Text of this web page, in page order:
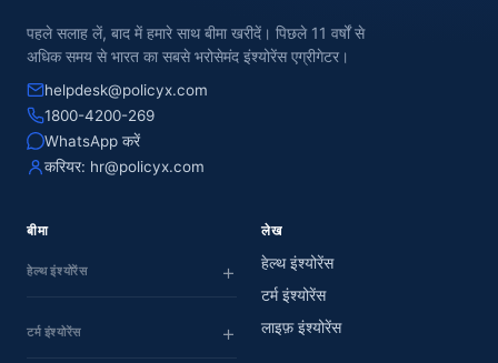
पहले सलाह लें, बाद में हमारे साथ बीमा खरीदें। पिछले 11 वर्षों से
अधिक समय से भारत का सबसे भरोसेमंद इंश्योरेंस एग्रीगेटर।
helpdesk@policyx.com
1800-4200-269
WhatsApp करें
करियर: hr@policyx.com
बीमा
हेल्थ इंश्योरेंस
टर्म इंश्योरेंस
लेख
हेल्थ इंश्योरेंस
टर्म इंश्योरेंस
लाइफ़ इंश्योरेंस